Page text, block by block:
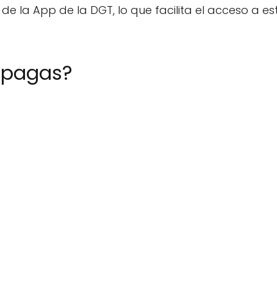
la App de la DGT, lo que facilita el acceso a